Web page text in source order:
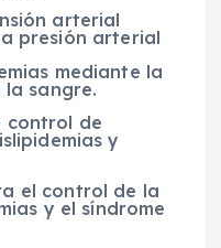
arterial
presión arterial
mediante la
la sangre.
control de
y
el control de la
y el síndrome